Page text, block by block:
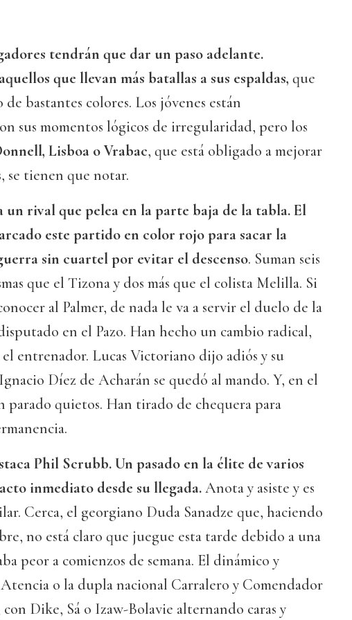
tendrán que dar un paso adelante.
que llevan más batallas a sus espaldas, que
bastantes colores. Los jóvenes están
sus momentos lógicos de irregularidad, pero los
Lisboa o Vrabac, que está obligado a mejorar
se tienen que notar.
un rival que pelea en la parte baja de la tabla. El
este partido en color rojo para sacar la
sin cuartel por evitar el descenso. Suman seis
que el Tizona y dos más que el colista Melilla. Si
al Palmer, de nada le va a servir el duelo de la
en el Pazo. Han hecho un cambio radical,
entrenador. Lucas Victoriano dijo adiós y su
Díez de Acharán se quedó al mando. Y, en el
parado quietos. Han tirado de chequera para
Phil Scrubb. Un pasado en la élite de varios
inmediato desde su llegada.Anota y asiste y es
Cerca, el georgiano Duda Sanadze que, haciendo
no está claro que juegue esta tarde debido a una
peor a comienzos de semana. El dinámico y
o la dupla nacional Carralero y Comendador
Dike, Sá o Izaw-Bolavie alternando caras y